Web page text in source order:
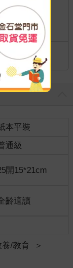
本平裝
通級
開15*21cm
齡適讀
/教育
＞